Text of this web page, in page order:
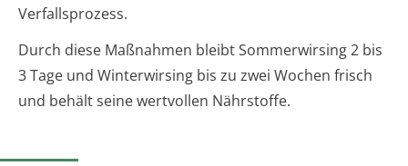
Verfallsprozess.
Durch diese Maßnahmen bleibt Sommerwirsing 2 bis
3 Tage und Winterwirsing bis zu zwei Wochen frisch
und behält seine wertvollen Nährstoffe.